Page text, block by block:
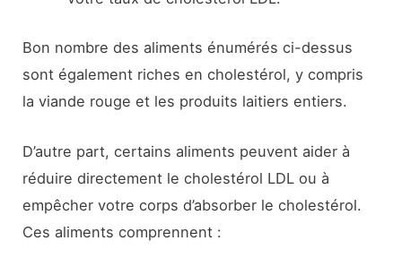
Bon nombre des aliments énumérés ci-dessus
sont également riches en cholestérol, y compris
la viande rouge et les produits laitiers entiers.
D’autre part, certains aliments peuvent aider à
réduire directement le cholestérol LDL ou à
empêcher votre corps d’absorber le cholestérol.
Ces aliments comprennent :